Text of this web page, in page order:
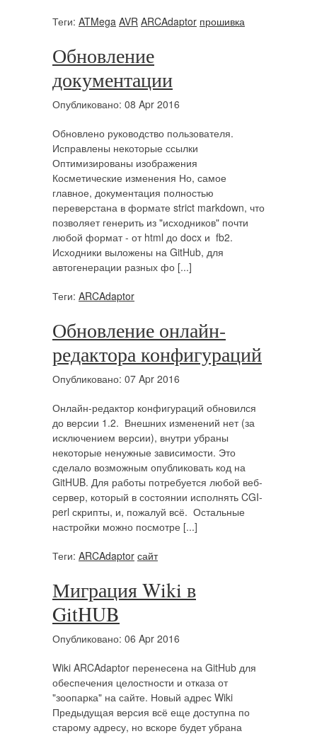
Теги: ATMega AVR ARCAdaptor прошивка
Обновление
документации
Опубликовано: 08 Apr 2016
Обновлено руководство пользователя.
Исправлены некоторые ссылки
Оптимизированы изображения
Косметические изменения Но, самое
главное, документация полностью
переверстана в формате strict markdown, что
позволяет генерить из "исходников" почти
любой формат - от html до docx и fb2.
Исходники выложены на GitHub, для
автогенерации разных фо [...]
Теги: ARCAdaptor
Обновление онлайн-
редактора конфигураций
Опубликовано: 07 Apr 2016
Онлайн-редактор конфигураций обновился
до версии 1.2. Внешних изменений нет (за
исключением версии), внутри убраны
некоторые ненужные зависимости. Это
сделало возможным опубликовать код на
GitHUB. Для работы потребуется любой веб-
сервер, который в состоянии исполнять CGI-
perl скрипты, и, пожалуй всё. Остальные
настройки можно посмотре [...]
Теги: ARCAdaptor сайт
Миграция Wiki в
GitHUB
Опубликовано: 06 Apr 2016
Wiki ARCAdaptor перенесена на GitHub для
обеспечения целостности и отказа от
"зоопарка" на сайте. Новый адрес Wiki
Предыдущая версия всё еще доступна по
старому адресу, но вскоре будет убрана